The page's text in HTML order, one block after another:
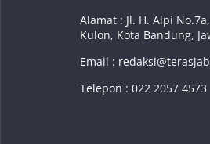
Alamat : Jl. H. Alpi
Kulon, Kota Bandung,
Email :
Telepon : 022 2057 4573